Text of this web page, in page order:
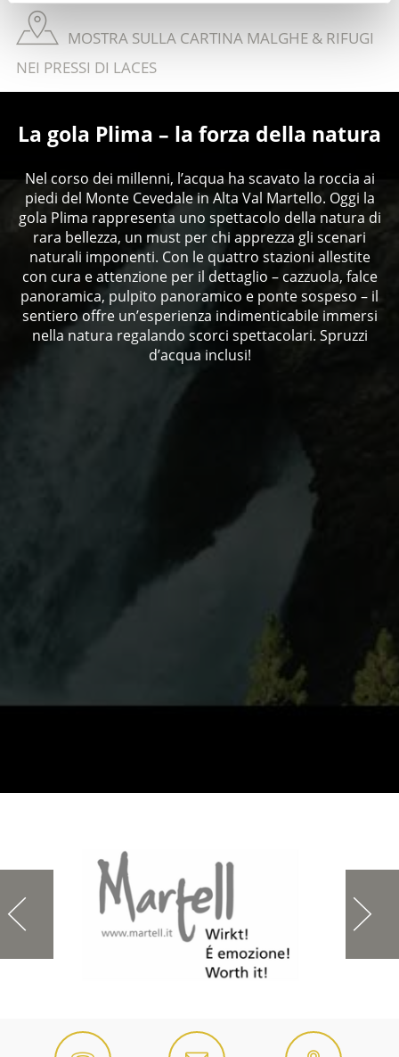
MOSTRA SULLA CARTINA MALGHE & RIFUGI
NEI PRESSI DI LACES
La gola Plima – la forza della natura
Nel corso dei millenni, l’acqua ha scavato la roccia ai
piedi del Monte Cevedale in Alta Val Martello. Oggi la
gola Plima rappresenta uno spettacolo della natura di
rara bellezza, un must per chi apprezza gli scenari
naturali imponenti. Con le quattro stazioni allestite
con cura e attenzione per il dettaglio – cazzuola, falce
panoramica, pulpito panoramico e ponte sospeso – il
sentiero offre un’esperienza indimenticabile immersi
nella natura regalando scorci spettacolari. Spruzzi
d’acqua inclusi!